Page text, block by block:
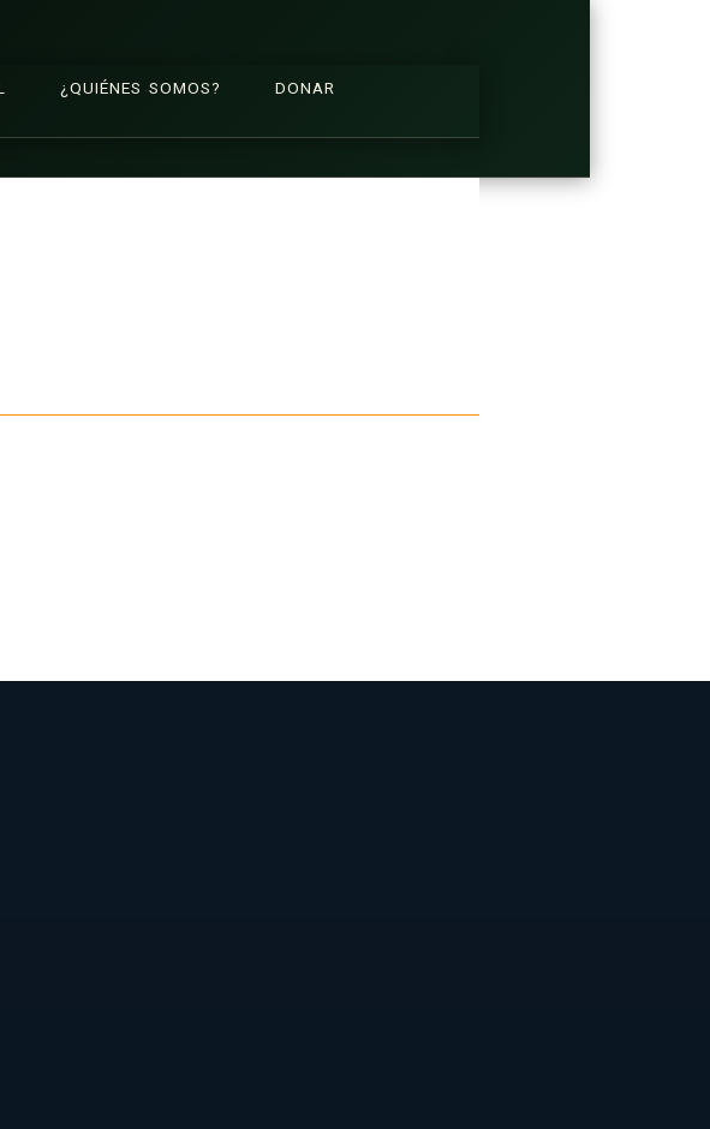
¿QUIÉNES SOMOS? DONAR